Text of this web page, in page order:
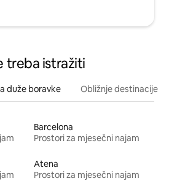
treba istražiti
duže boravke Obližnje destinacije
Barcelona
Prostori za mjesečni najam
Atena
Prostori za mjesečni najam